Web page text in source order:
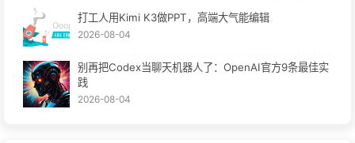
打工人用Kimi K3做PPT，高端大气能编辑
2026-08-04
别再把Codex当聊天机器人了：OpenAI官方9条最佳实
践
2026-08-04